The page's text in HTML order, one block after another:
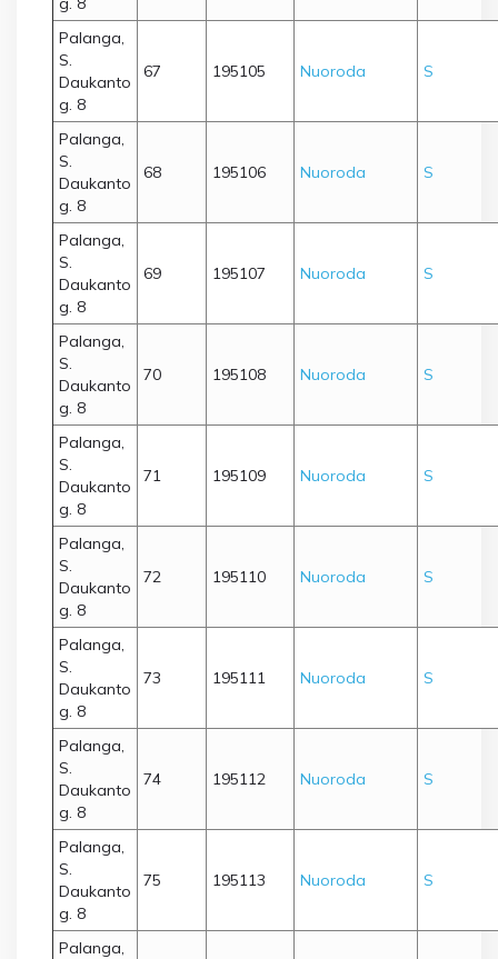
Palanga,
S.
Daukanto
g. 8
67 195105 Nuoroda S
Palanga,
S.
Daukanto
g. 8
68 195106 Nuoroda S
Palanga,
S.
Daukanto
g. 8
69 195107 Nuoroda S
Palanga,
S.
Daukanto
g. 8
70 195108 Nuoroda S
Palanga,
S.
Daukanto
g. 8
71 195109 Nuoroda S
Palanga,
S.
Daukanto
g. 8
72 195110 Nuoroda S
Palanga,
S.
Daukanto
g. 8
73 195111 Nuoroda S
Palanga,
S.
Daukanto
g. 8
74 195112 Nuoroda S
Palanga,
S.
Daukanto
g. 8
75 195113 Nuoroda S
Palanga,